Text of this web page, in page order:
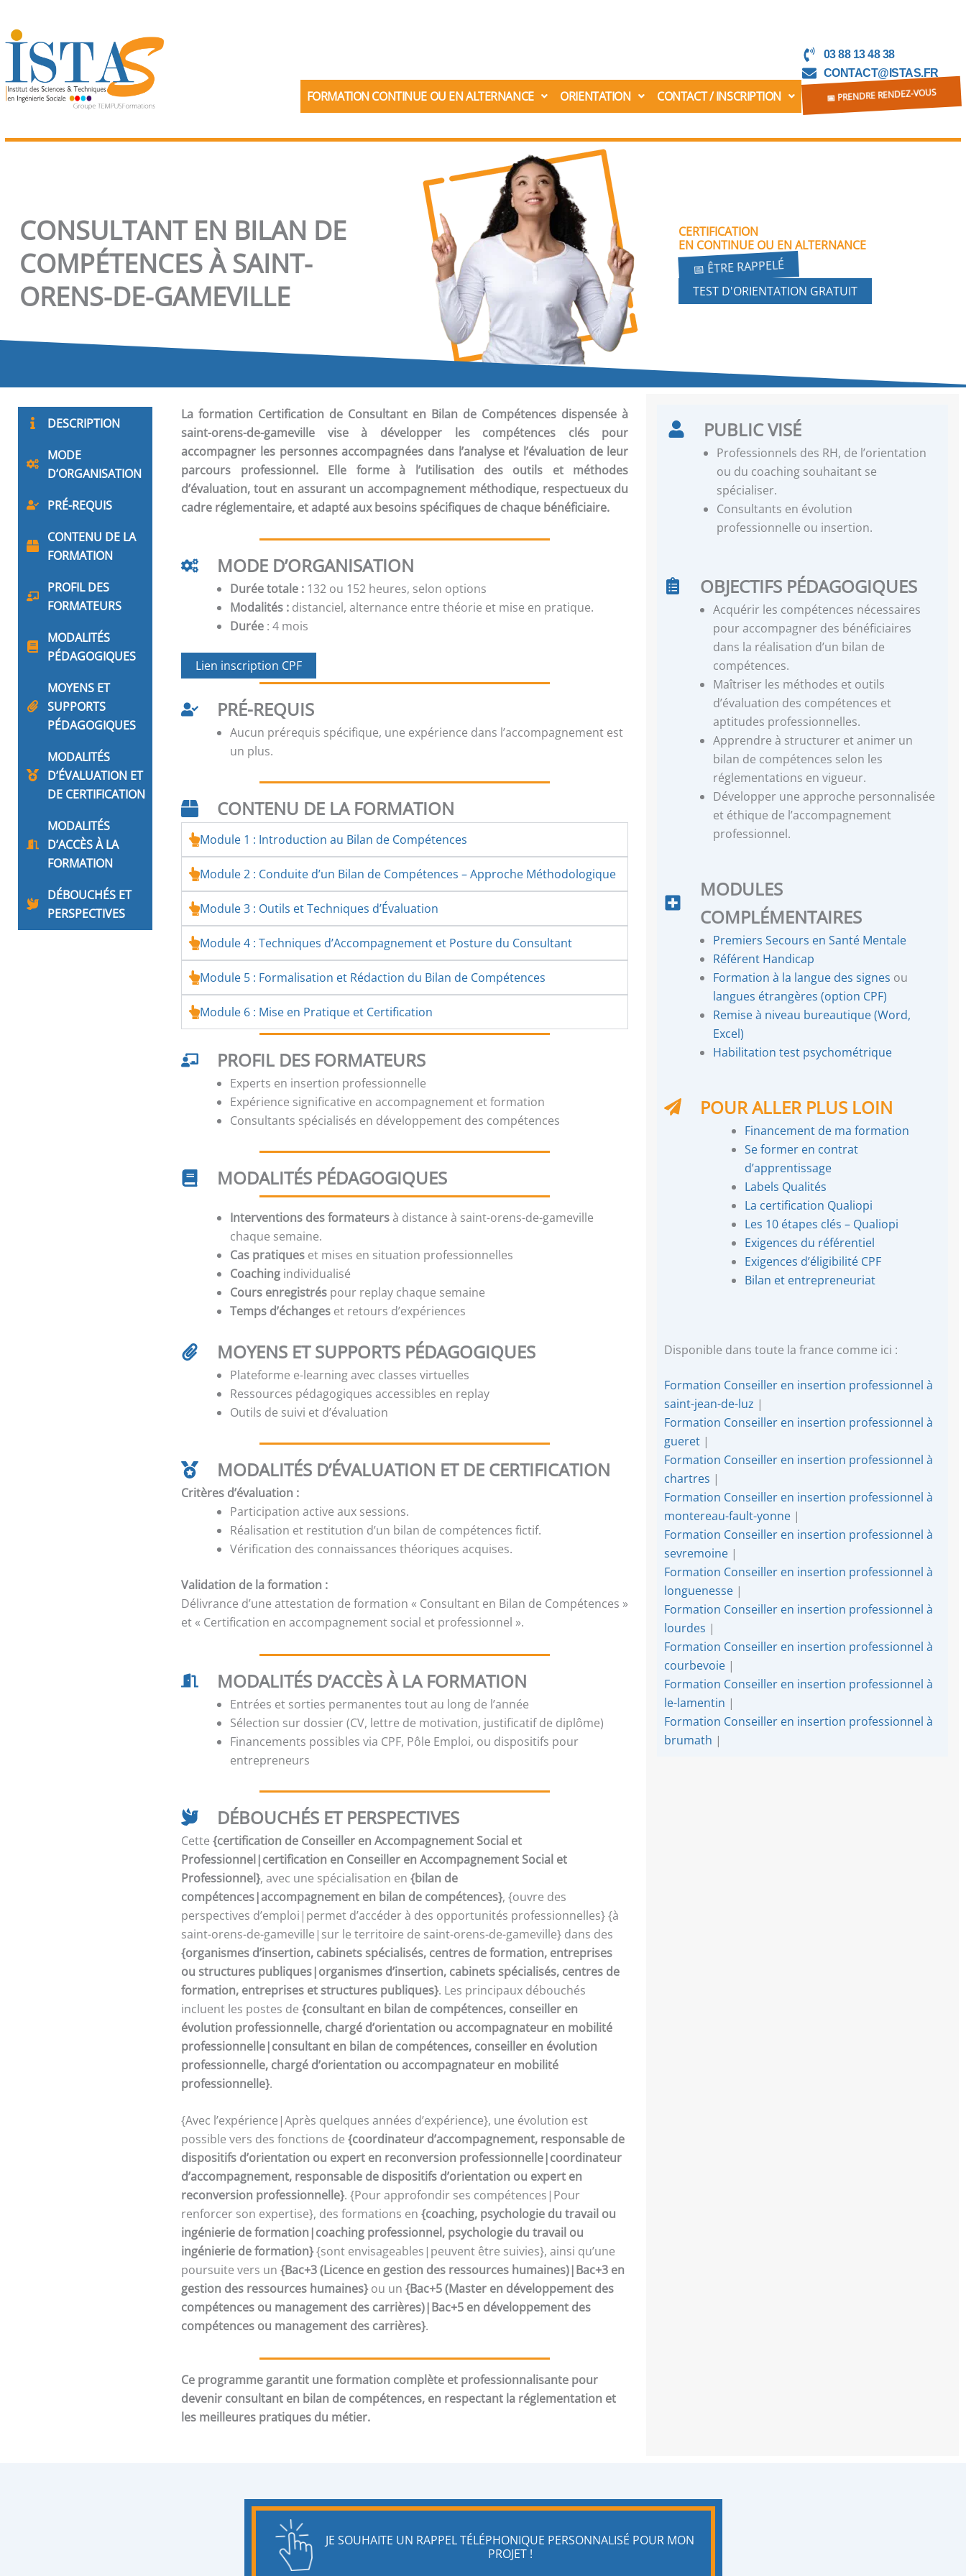
au
contenu
FORMATION CONTINUE OU EN ALTERNANCE ORIENTATION CONTACT / INSCRIPTION
03 88 13 48 38
CONTACT@ISTAS.FR
📅 PRENDRE RENDEZ-VOUS
CONSULTANT EN BILAN DE
COMPÉTENCES À SAINT-
ORENS-DE-GAMEVILLE
CERTIFICATION
EN CONTINUE OU EN ALTERNANCE
📅 ÊTRE RAPPELÉ
TEST D'ORIENTATION GRATUIT
DESCRIPTION
MODE
D’ORGANISATION
PRÉ-REQUIS
CONTENU DE LA
FORMATION
PROFIL DES
FORMATEURS
MODALITÉS
PÉDAGOGIQUES
MOYENS ET
SUPPORTS
PÉDAGOGIQUES
MODALITÉS
D’ÉVALUATION ET
DE CERTIFICATION
MODALITÉS
D’ACCÈS À LA
FORMATION
DÉBOUCHÉS ET
PERSPECTIVES
La formation Certification de Consultant en Bilan de Compétences dispensée à
saint-orens-de-gameville vise à développer les compétences clés pour
accompagner les personnes accompagnées dans l’analyse et l’évaluation de leur
parcours professionnel. Elle forme à l’utilisation des outils et méthodes
d’évaluation, tout en assurant un accompagnement méthodique, respectueux du
cadre réglementaire, et adapté aux besoins spécifiques de chaque bénéficiaire.
MODE D’ORGANISATION
Durée totale : 132 ou 152 heures, selon options
Modalités : distanciel, alternance entre théorie et mise en pratique.
Durée : 4 mois
Lien inscription CPF
PRÉ-REQUIS
Aucun prérequis spécifique, une expérience dans l’accompagnement est
un plus.
CONTENU DE LA FORMATION
Module 1 : Introduction au Bilan de Compétences
Module 2 : Conduite d’un Bilan de Compétences – Approche Méthodologique
Module 3 : Outils et Techniques d’Évaluation
Module 4 : Techniques d’Accompagnement et Posture du Consultant
Module 5 : Formalisation et Rédaction du Bilan de Compétences
Module 6 : Mise en Pratique et Certification
PROFIL DES FORMATEURS
Experts en insertion professionnelle
Expérience significative en accompagnement et formation
Consultants spécialisés en développement des compétences
MODALITÉS PÉDAGOGIQUES
Interventions des formateursà distance à saint-orens-de-gameville
chaque semaine.
Cas pratiques et mises en situation professionnelles
Coaching individualisé
Cours enregistrés pour replay chaque semaine
Temps d’échanges et retours d’expériences
MOYENS ET SUPPORTS PÉDAGOGIQUES
Plateforme e-learning avec classes virtuelles
Ressources pédagogiques accessibles en replay
Outils de suivi et d’évaluation
MODALITÉS D’ÉVALUATION ET DE CERTIFICATION
Critères d’évaluation :
Participation active aux sessions.
Réalisation et restitution d’un bilan de compétences fictif.
Vérification des connaissances théoriques acquises.
Validation de la formation :
Délivrance d’une attestation de formation « Consultant en Bilan de Compétences »
et « Certification en accompagnement social et professionnel ».
MODALITÉS D’ACCÈS À LA FORMATION
Entrées et sorties permanentes tout au long de l’année
Sélection sur dossier (CV, lettre de motivation, justificatif de diplôme)
Financements possibles via CPF, Pôle Emploi, ou dispositifs pour
entrepreneurs
DÉBOUCHÉS ET PERSPECTIVES
Cette{certification de Conseiller en Accompagnement Social et
Professionnel|certification en Conseiller en Accompagnement Social et
Professionnel}, avec une spécialisation en{bilan de
compétences|accompagnement en bilan de compétences}, {ouvre des
perspectives d’emploi|permet d’accéder à des opportunités professionnelles} {à
saint-orens-de-gameville|sur le territoire de saint-orens-de-gameville} dans des
{organismes d’insertion, cabinets spécialisés, centres de formation, entreprises
ou structures publiques|organismes d’insertion, cabinets spécialisés, centres de
formation, entreprises et structures publiques}. Les principaux débouchés
incluent les postes de{consultant en bilan de compétences, conseiller en
évolution professionnelle, chargé d’orientation ou accompagnateur en mobilité
professionnelle|consultant en bilan de compétences, conseiller en évolution
professionnelle, chargé d’orientation ou accompagnateur en mobilité
professionnelle}.
{Avec l’expérience|Après quelques années d’expérience}, une évolution est
possible vers des fonctions de{coordinateur d’accompagnement, responsable de
dispositifs d’orientation ou expert en reconversion professionnelle|coordinateur
d’accompagnement, responsable de dispositifs d’orientation ou expert en
reconversion professionnelle}. {Pour approfondir ses compétences|Pour
renforcer son expertise}, des formations en{coaching, psychologie du travail ou
ingénierie de formation|coaching professionnel, psychologie du travail ou
ingénierie de formation}{sont envisageables|peuvent être suivies}, ainsi qu’une
poursuite vers un{Bac+3 (Licence en gestion des ressources humaines)|Bac+3 en
gestion des ressources humaines}ou un{Bac+5 (Master en développement des
compétences ou management des carrières)|Bac+5 en développement des
compétences ou management des carrières}.
Ce programme garantit une formation complète et professionnalisante pour
devenir consultant en bilan de compétences, en respectant la réglementation et
les meilleures pratiques du métier.
PUBLIC VISÉ
Professionnels des RH, de l’orientation
ou du coaching souhaitant se
spécialiser.
Consultants en évolution
professionnelle ou insertion.
OBJECTIFS PÉDAGOGIQUES
Acquérir les compétences nécessaires
pour accompagner des bénéficiaires
dans la réalisation d’un bilan de
compétences.
Maîtriser les méthodes et outils
d’évaluation des compétences et
aptitudes professionnelles.
Apprendre à structurer et animer un
bilan de compétences selon les
réglementations en vigueur.
Développer une approche personnalisée
et éthique de l’accompagnement
professionnel.
MODULES
COMPLÉMENTAIRES
Premiers Secours en Santé Mentale
Référent Handicap
Formation à la langue des signes ou
langues étrangères (option CPF)
Remise à niveau bureautique (Word,
Excel)
Habilitation test psychométrique
POUR ALLER PLUS LOIN
Financement de ma formation
Se former en contrat
d’apprentissage
Labels Qualités
La certification Qualiopi
Les 10 étapes clés – Qualiopi
Exigences du référentiel
Exigences d’éligibilité CPF
Bilan et entrepreneuriat
Disponible dans toute la france comme ici :
Formation Conseiller en insertion professionnel à
saint-jean-de-luz |
Formation Conseiller en insertion professionnel à
gueret |
Formation Conseiller en insertion professionnel à
chartres |
Formation Conseiller en insertion professionnel à
montereau-fault-yonne |
Formation Conseiller en insertion professionnel à
sevremoine |
Formation Conseiller en insertion professionnel à
longuenesse |
Formation Conseiller en insertion professionnel à
lourdes |
Formation Conseiller en insertion professionnel à
courbevoie |
Formation Conseiller en insertion professionnel à
le-lamentin |
Formation Conseiller en insertion professionnel à
brumath |
JE SOUHAITE UN RAPPEL TÉLÉPHONIQUE PERSONNALISÉ POUR MON
PROJET !